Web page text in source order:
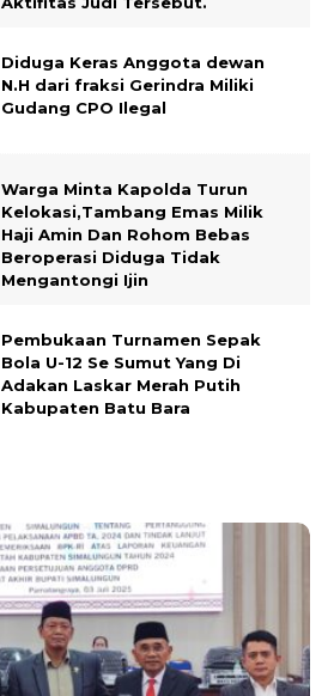
Diduga Keras Anggota dewan
N.H dari fraksi Gerindra Miliki
Gudang CPO Ilegal
Warga Minta Kapolda Turun
Kelokasi,Tambang Emas Milik
Haji Amin Dan Rohom Bebas
Beroperasi Diduga Tidak
Mengantongi Ijin
Pembukaan Turnamen Sepak
Bola U-12 Se Sumut Yang Di
Adakan Laskar Merah Putih
Kabupaten Batu Bara